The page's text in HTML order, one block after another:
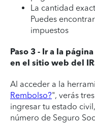
La cantidad
Puedes
impuestos
Paso 3 - Ir a la
en el sitio web del
Al acceder a la
Rembolso?", verás
ingresar tu estado
número de Seguro